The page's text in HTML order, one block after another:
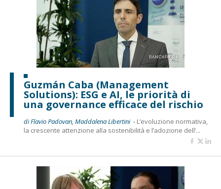
Guzmán Caba (Management
Solutions): ESG e AI, le priorità di
una governance efficace del rischio
di Flavio Padovan, Maddalena Libertini - L’evoluzione normativa,
la crescente attenzione alla sostenibilità e l’adozione dell’...